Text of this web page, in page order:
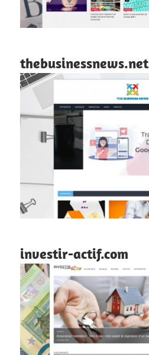
thebusinessnews.net
investir-actif.com